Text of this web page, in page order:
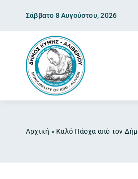
content
Σάββατο 8 Αυγούστου, 2026
Αρχική » Καλό Πάσχα από τον